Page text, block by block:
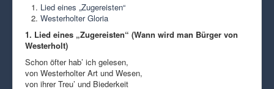
Lied eines „Zugereisten“
Westerholter Gloria
1. Lied eines „Zugereisten“ (Wann wird man Bürger von
Westerholt)
Schon öfter hab’ ich gelesen,
von Westerholter Art und Wesen,
von ihrer Treu’ und Biederkeit